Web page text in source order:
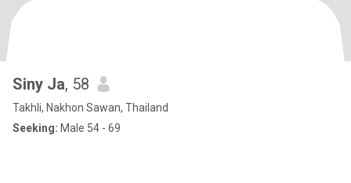
Siny Ja, 58
Takhli, Nakhon Sawan, Thailand
Seeking: Male 54 - 69